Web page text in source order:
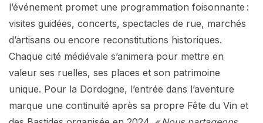
l’événement promet une programmation foisonnante :
visites guidées, concerts, spectacles de rue, marchés
d’artisans ou encore reconstitutions historiques.
Chaque cité médiévale s’animera pour mettre en
valeur ses ruelles, ses places et son patrimoine
unique. Pour la Dordogne, l’entrée dans l’aventure
marque une continuité après sa propre Fête du Vin et